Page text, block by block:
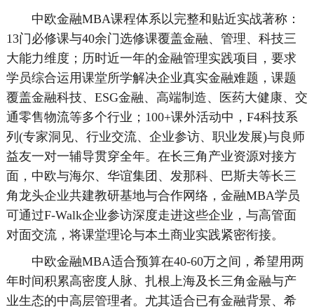
中欧金融MBA课程体系以完整和贴近实战著称：
13门必修课与40余门选修课覆盖金融、管理、科技三
大能力维度；历时近一年的金融管理实践项目，要求
学员综合运用课堂所学解决企业真实金融难题，课题
覆盖金融科技、ESG金融、高端制造、医药大健康、交
通零售物流等多个行业；100+课外活动中，F4科技系
列(专家洞见、行业交流、企业参访、职业发展)与良师
益友一对一辅导贯穿全年。在长三角产业资源对接方
面，中欧与海尔、华谊集团、发那科、巴斯夫等长三
角龙头企业共建教研基地与合作网络，金融MBA学员
可通过F-Walk企业参访深度走进这些企业，与高管面
对面交流，将课堂理论与本土商业实践紧密衔接。
中欧金融MBA适合预算在40-60万之间，希望用两
年时间积累高密度人脉、扎根上海及长三角金融与产
业生态的中高层管理者。尤其适合已有金融背景、希